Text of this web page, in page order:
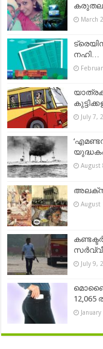
കരുതലും
March
നഹി…
July 7,
August
August
July 9,
12,065